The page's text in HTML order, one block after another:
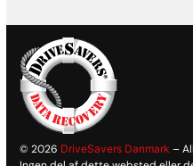
© 2026 DriveSavers Danmark –